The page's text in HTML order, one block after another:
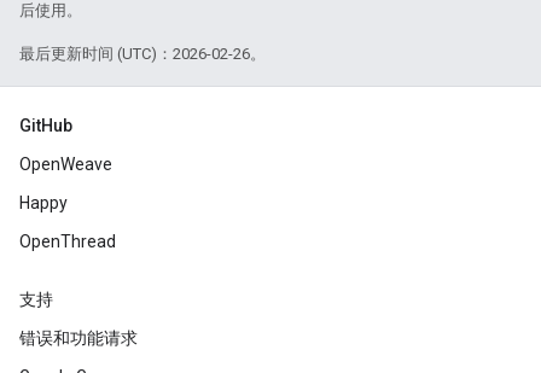
后使用。
最后更新时间 (UTC)：2026-02-26。
GitHub
OpenWeave
Happy
OpenThread
支持
错误和功能请求